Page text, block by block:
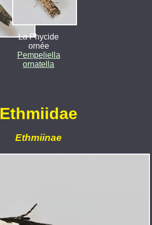
La Phycide
ornée
Pempeliella
ornatella
Ethmiidae
Ethmiinae